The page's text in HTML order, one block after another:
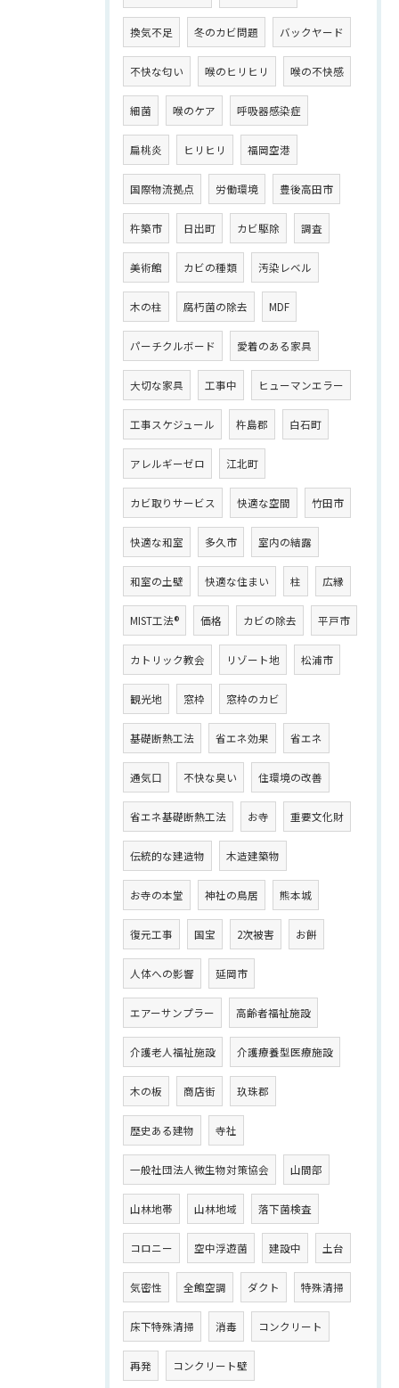
換気不足 冬のカビ問題 バックヤード
不快な匂い 喉のヒリヒリ 喉の不快感
細菌 喉のケア 呼吸器感染症
扁桃炎 ヒリヒリ 福岡空港
国際物流拠点 労働環境 豊後高田市
杵築市 日出町 カビ駆除 調査
美術館 カビの種類 汚染レベル
木の柱 腐朽菌の除去 MDF
パーチクルボード 愛着のある家具
大切な家具 工事中 ヒューマンエラー
工事スケジュール 杵島郡 白石町
アレルギーゼロ 江北町
カビ取りサービス 快適な空間 竹田市
快適な和室 多久市 室内の結露
和室の土壁 快適な住まい 柱 広縁
MIST工法® 価格 カビの除去 平戸市
カトリック教会 リゾート地 松浦市
観光地 窓枠 窓枠のカビ
基礎断熱工法 省エネ効果 省エネ
通気口 不快な臭い 住環境の改善
省エネ基礎断熱工法 お寺 重要文化財
伝統的な建造物 木造建築物
お寺の本堂 神社の鳥居 熊本城
復元工事 国宝 2次被害 お餅
人体への影響 延岡市
エアーサンプラー 高齢者福祉施設
介護老人福祉施設 介護療養型医療施設
木の板 商店街 玖珠郡
歴史ある建物 寺社
一般社団法人微生物対策協会 山間部
山林地帯 山林地域 落下菌検査
コロニー 空中浮遊菌 建設中 土台
気密性 全館空調 ダクト 特殊清掃
床下特殊清掃 消毒 コンクリート
再発 コンクリート壁